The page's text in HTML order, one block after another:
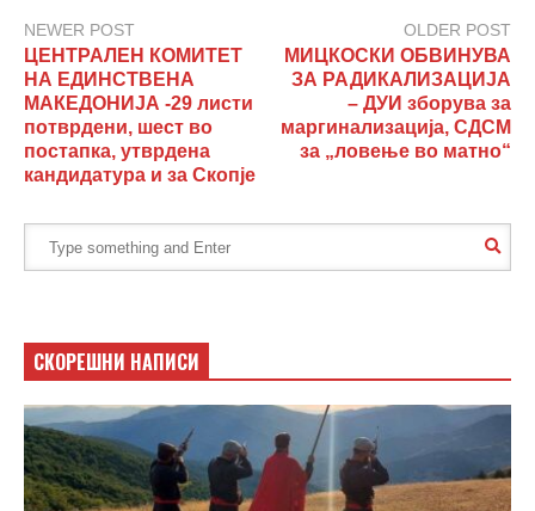
NEWER POST
ЦЕНТРАЛЕН КОМИТЕТ
НА ЕДИНСТВЕНА
МАКЕДОНИЈА -29 листи
потврдени, шест во
постапка, утврдена
кандидатура и за Скопје
OLDER POST
МИЦКОСКИ ОБВИНУВА
ЗА РАДИКАЛИЗАЦИЈА
– ДУИ зборува за
маргинализација, СДСМ
за „ловење во матно“
СКОРЕШНИ НАПИСИ